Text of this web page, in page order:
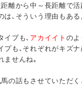
離から中～長距離で
は､そういう理由もあ
イプも､ アカイイト の
プも､それぞれがキズ
ませんね｡
の話もさせていただ